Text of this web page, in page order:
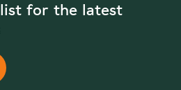
for the latest